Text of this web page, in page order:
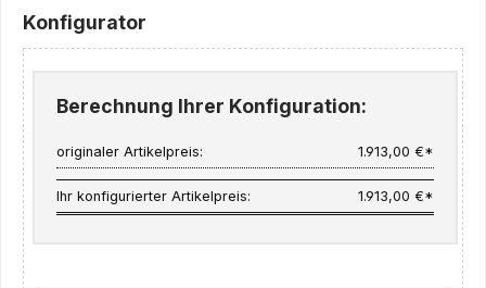
Konfigurator
Berechnung Ihrer Konfiguration:
originaler Artikelpreis: 1.913,00 €*
Ihr konfigurierter Artikelpreis: 1.913,00 €*